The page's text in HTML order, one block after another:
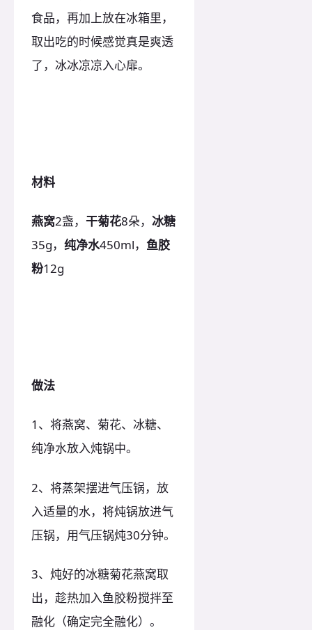
食品，再加上放在冰箱里，
取出吃的时候感觉真是爽透
了，冰冰凉凉入心扉。
材料
燕窝2盏， 干菊花8朵， 冰糖
35g， 纯净水450ml， 鱼胶
粉12g
做法
1、将燕窝、菊花、冰糖、
纯净水放入炖锅中。
2、将蒸架摆进气压锅，放
入适量的水，将炖锅放进气
压锅，用气压锅炖30分钟。
3、炖好的冰糖菊花燕窝取
出，趁热加入鱼胶粉搅拌至
融化（确定完全融化）。